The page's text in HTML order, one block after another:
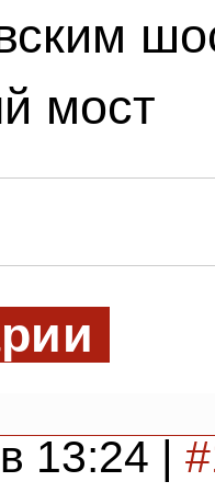
мост
13:24 |